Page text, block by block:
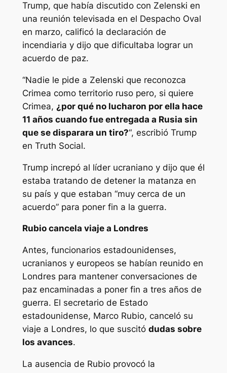
Trump, que había discutido con Zelenski en
una reunión televisada en el Despacho Oval
en marzo, calificó la declaración de
incendiaria y dijo que dificultaba lograr un
acuerdo de paz.
“Nadie le pide a Zelenski que reconozca
Crimea como territorio ruso pero, si quiere
Crimea, ¿por qué no lucharon por ella hace
11 años cuando fue entregada a Rusia sin
que se disparara un tiro?“, escribió Trump
en Truth Social.
Trump increpó al líder ucraniano y dijo que él
estaba tratando de detener la matanza en
su país y que estaban “muy cerca de un
acuerdo” para poner fin a la guerra.
Rubio cancela viaje a Londres
Antes, funcionarios estadounidenses,
ucranianos y europeos se habían reunido en
Londres para mantener conversaciones de
paz encaminadas a poner fin a tres años de
guerra. El secretario de Estado
estadounidense, Marco Rubio, canceló su
viaje a Londres, lo que suscitó dudas sobre
los avances.
La ausencia de Rubio provocó la